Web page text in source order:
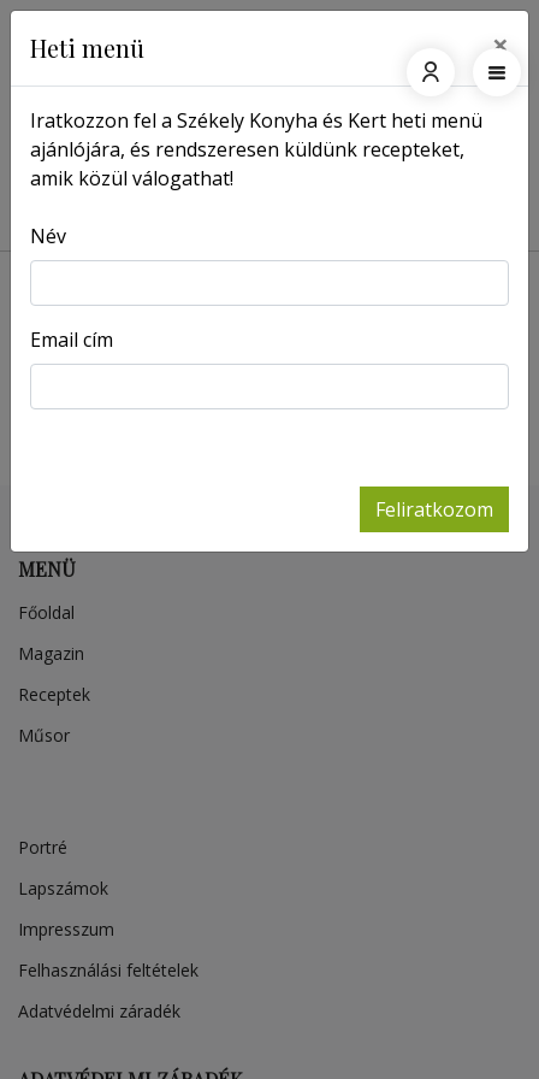
Főoldal Címkék
Címkék: Gyimesi Skanzen Panzió
Puliszka az
asztalfiókban-
MENÜ
Főoldal
Magazin
Receptek
Műsor
Portré
Lapszámok
Impresszum
Felhasználási feltételek
Adatvédelmi záradék
Heti menü ×
Iratkozzon fel a Székely Konyha és Kert heti menü
ajánlójára, és rendszeresen küldünk recepteket,
amik közül válogathat!
Név
Email cím
Feliratkozom